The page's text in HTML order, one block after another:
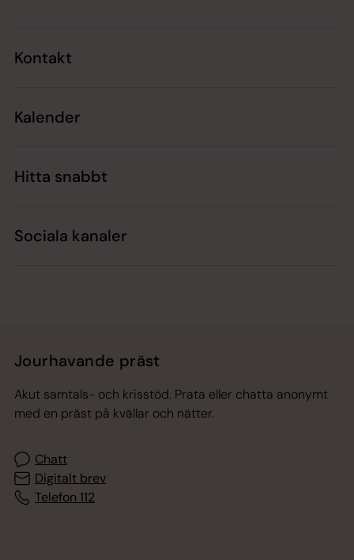
Kontakt
Kalender
Hitta snabbt
Sociala kanaler
Jourhavande präst
Akut samtals- och krisstöd. Prata eller chatta anonymt
med en präst på kvällar och nätter.
Chatt
Digitalt brev
Telefon 112